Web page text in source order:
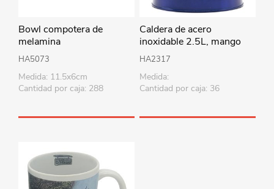
Bowl compotera de
melamina
HA5073
Medida: 11.5x6cm
Cantidad por caja: 288
Caldera de acero
inoxidable 2.5L, mango
combinado, en caja, varios
colores
HA2317
Medida:
Cantidad por caja: 36